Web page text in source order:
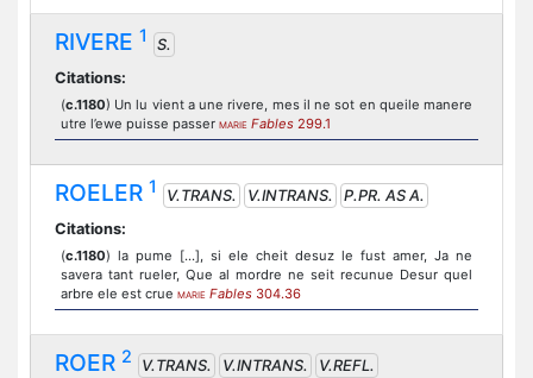
RIVERE 1
S.
Citations:
(c.1180) Un lu vient a une rivere, mes il ne sot en queile manere
utre l’ewe puisse passer MARIE Fables 299.1
ROELER 1 V.TRANS. V.INTRANS.
P.PR. AS A.
Citations:
(c.1180) la pume [...], si ele cheit desuz le fust amer, Ja ne
savera tant rueler, Que al mordre ne seit recunue Desur quel
arbre ele est crue MARIE Fables 304.36
ROER 2 V.TRANS. V.INTRANS.
V.REFL.